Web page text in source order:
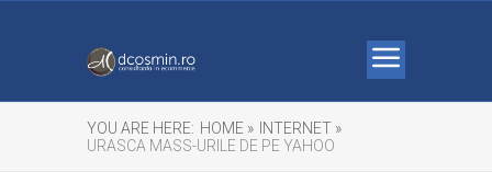
YOU ARE HERE: HOME »
INTERNET »
URASCA MASS-URILE DE PE YAHOO